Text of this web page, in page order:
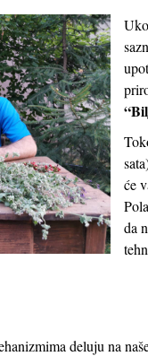
će
da
deluju na